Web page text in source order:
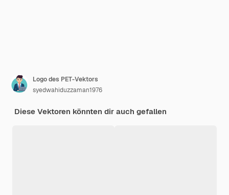
Logo des PET-Vektors
syedwahiduzzaman1976
Diese Vektoren könnten dir auch gefallen